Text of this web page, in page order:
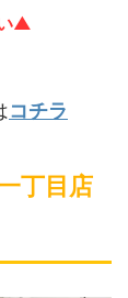
▲
コチラ
丁目店